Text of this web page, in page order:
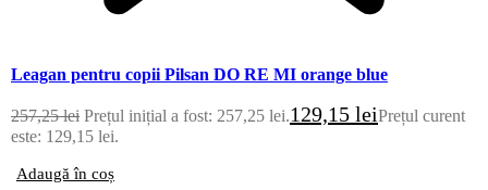
Leagan pentru copii Pilsan DO RE MI orange blue
257,25lei Prețul inițial a fost: 257,25 lei.129,15 leiPrețul curent
este: 129,15 lei.
Adaugă în coș